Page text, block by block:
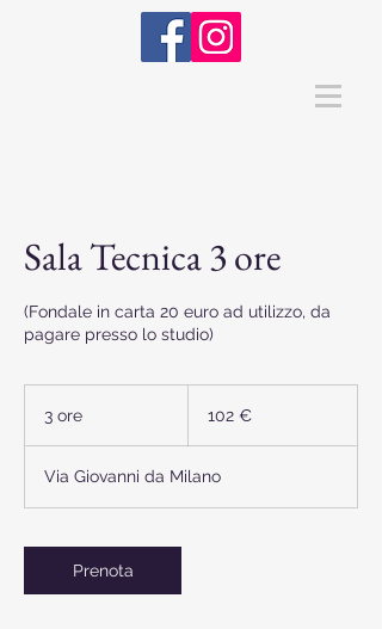
Sala Tecnica 3 ore
(Fondale in carta 20 euro ad utilizzo, da
pagare presso lo studio)
3 ore
e
102 €
Via Giovanni da Milano
Prenota